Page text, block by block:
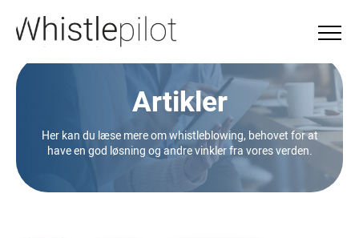
Artikler
Her kan du læse mere om whistleblowing, behovet for at
have en god løsning og andre vinkler fra vores verden.